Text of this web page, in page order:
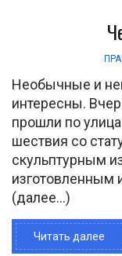
Необычные и
интересны.
прошли по
шествия со
скульптурным
изготовленным
(далее…)
Читать далее